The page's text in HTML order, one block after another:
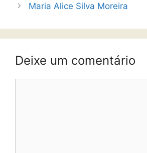
Maria Alice Silva Moreira
Deixe um comentário